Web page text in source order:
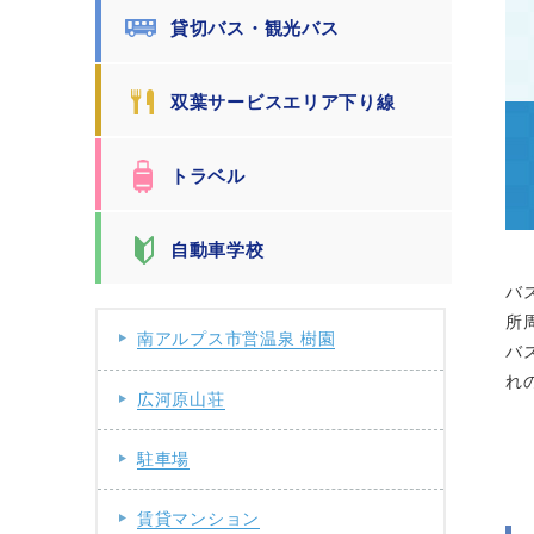
バ
所
バ
れ
貸切バス・観光バス
双葉サービスエリア下り線
トラベル
自動車学校
南アルプス市営温泉 樹園
広河原山荘
駐車場
賃貸マンション